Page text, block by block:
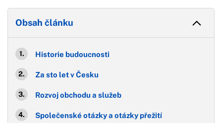
Obsah článku
Historie budoucnosti
Za sto let v Česku
Rozvoj obchodu a služeb
Společenské otázky a otázky přežití